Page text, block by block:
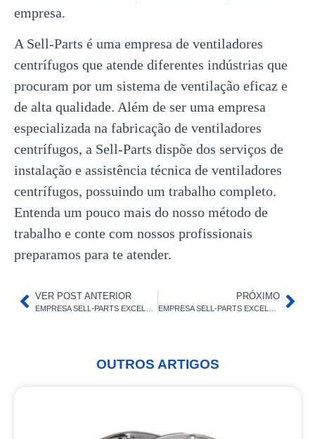
empresa.
A Sell-Parts é uma empresa de ventiladores
centrífugos que atende diferentes indústrias que
procuram por um sistema de ventilação eficaz e
de alta qualidade. Além de ser uma empresa
especializada na fabricação de ventiladores
centrífugos, a Sell-Parts dispõe dos serviços de
instalação e assistência técnica de ventiladores
centrífugos, possuindo um trabalho completo.
Entenda um pouco mais do nosso método de
trabalho e conte com nossos profissionais
preparamos para te atender.
VER POST ANTERIOR PRÓXIMO
OUTROS ARTIGOS